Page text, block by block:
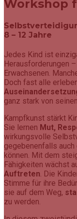
Workshop
8 – 12 Jahre
Jedes Kind ist
Herausforderungen
Erwachsenen.
Doch fast alle
ganz stark von
Kampfkunst stärkt
Sie lernen Mut,
wirkungsvolle
gegebenenfalls
können. Mit dem
Fähigkeiten wächst
Auftreten. Die
Stimme für ihre
sie auf dem Weg,
zu werden.